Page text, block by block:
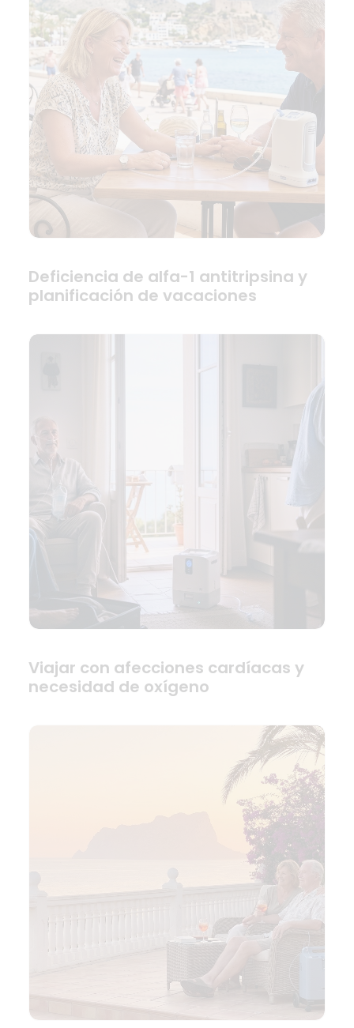
Deficiencia de alfa-1 antitripsina y
planificación de vacaciones
Viajar con afecciones cardíacas y
necesidad de oxígeno